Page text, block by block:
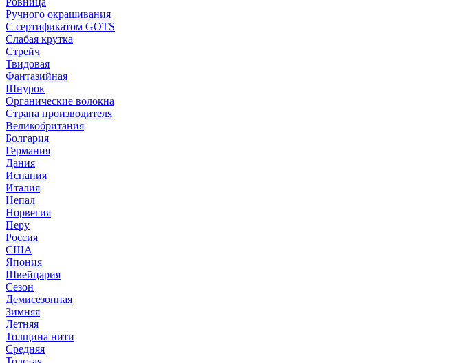
Ручного окрашивания
С сертификатом GOTS
Слабая крутка
Стрейч
Твидовая
Фантазийная
Шнурок
Органические волокна
Страна производителя
Великобритания
Болгария
Германия
Дания
Испания
Италия
Непал
Норвегия
Перу
Россия
США
Япония
Швейцария
Сезон
Демисезонная
Зимняя
Летняя
Толщина нити
Средняя